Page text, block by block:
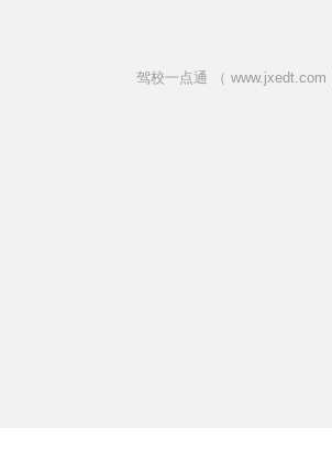
驾校一点通 （ www.jxedt.com